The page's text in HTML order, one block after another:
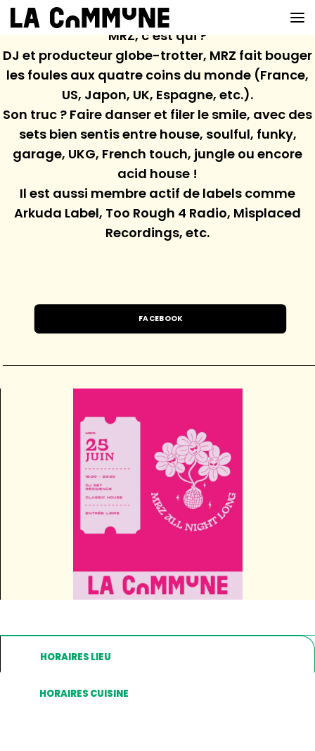
VOIR LA CARTE
CHEFS
PROG’
BAR
PRIVATISER
RESERVER
MRZ, c’est qui ?
DJ et producteur globe-trotter, MRZ fait bouger
les foules aux quatre coins du monde (France,
US, Japon, UK, Espagne, etc.).
Son truc ? Faire danser et filer le smile, avec des
sets bien sentis entre house, soulful, funky,
garage, UKG, French touch, jungle ou encore
acid house !
Il est aussi membre actif de labels comme
Arkuda Label, Too Rough 4 Radio, Misplaced
Recordings, etc.
FACEBOOK
HORAIRES LIEU
HORAIRES CUISINE